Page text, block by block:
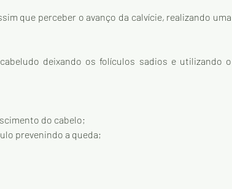
que perceber o avanço da calvície, realizando uma
deixando os folículos sadios e utilizando o
do cabelo;
prevenindo a queda;